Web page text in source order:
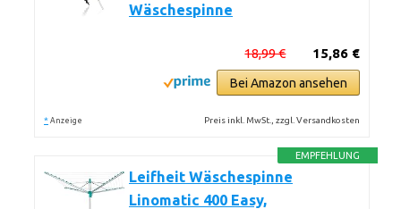
Wäschespinne
15,86 €
18,99 €
Bei Amazon ansehen
* Anzeige Preis inkl. MwSt., zzgl. Versandkosten
EMPFEHLUNG
Leifheit Wäschespinne
Linomatic 400 Easy,